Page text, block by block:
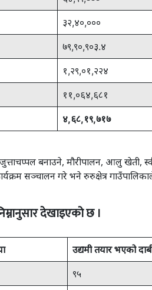
३२,४०,०००
७९,९०,९०३.४
१,२९,०१,२२४
११,०६४,६८१
४,६८,१९,७१७
बनाउने, मौरीपालन, आलु खेती,
सञ्चालन गरे भने रुरुक्षेत्र
देखाइएको छ ।
उद्यमी तयार भएको
९५